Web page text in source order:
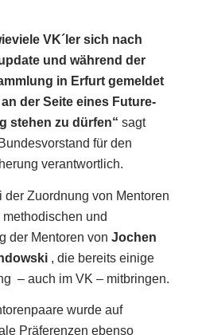
VK´ler sich nach
und während der
in Erfurt gemeldet
der Seite eines Future-
stehen zu dürfen“ sagt
für den
verantwortlich.
der Zuordnung von Mentoren
und
der Mentoren von Jochen
, die bereits einige
– auch im VK – mitbringen.
wurde auf
Präferenzen ebenso